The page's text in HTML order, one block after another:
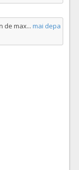
de max... mai depa